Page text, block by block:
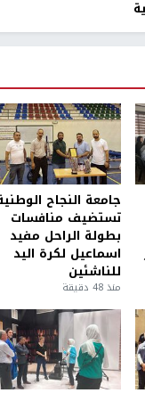
جامعة النجاح
تستضيف منافسات
بطولة الراحل مفيد
اسماعيل لكرة اليد
للناشئين
منذ 48 دقيقة